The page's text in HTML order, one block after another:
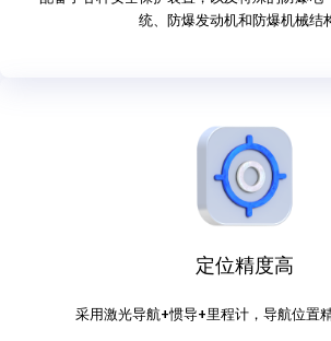
统、防爆发动机和防爆机械结
定位精度高
采用激光导航+惯导+里程计，导航位置